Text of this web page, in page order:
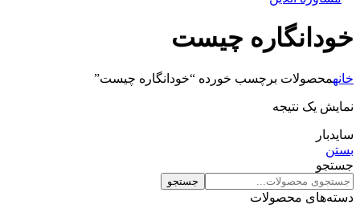
خودانگاره چیست
خانهمحصولات برچسب خورده “خودانگاره چیست”
نمایش یک نتیجه
سایدبار
بستن
جستجو
جستجو
دسته‌های محصولات